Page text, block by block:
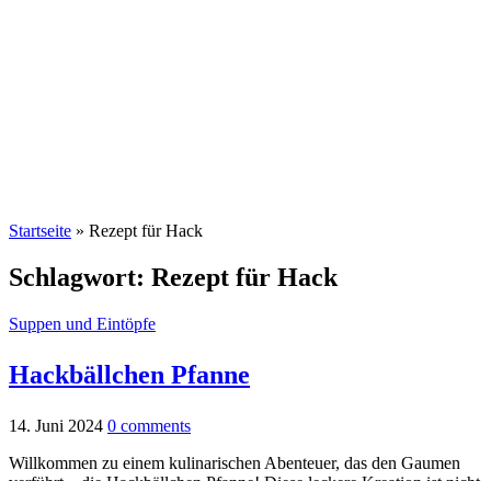
Startseite » Rezept für Hack
Schlagwort: Rezept für Hack
Suppen und Eintöpfe
Hackbällchen Pfanne
14. Juni 2024 0 comments
Willkommen zu einem kulinarischen Abenteuer, das den Gaumen